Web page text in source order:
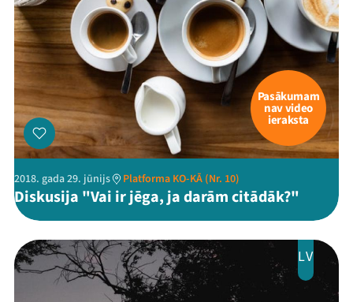
Pasākumam
nav video
ieraksta
2018. gada 29. jūnijs Platforma KO-KĀ (Nr. 10)
Diskusija "Vai ir jēga, ja darām citādāk?"
LV